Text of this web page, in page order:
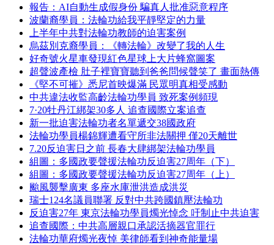
報告：AI自動生成假身份 騙真人批准惡意程序
波蘭裔學員：法輪功給我平靜堅定的力量
上半年中共對法輪功教師的迫害案例
烏茲別克裔學員：《轉法輪》改變了我的人生
好奇號火星車發現紅色星球上大片蜂窩圖案
超聲波產檢 肚子裡寶寶聽到爸爸問候聲笑了 畫面熱傳
《堅不可摧》悉尼首映爆滿 民眾明真相受感動
中共違法收監高齡法輪功學員 致死案例頻現
7·20牡丹江綁架30多人 追查國際立案追查
新一批迫害法輪功者名單遞交38國政府
法輪功學員楊錦輝遭看守所非法關押 僅20天離世
7.20反迫害日之前 長春大肆綁架法輪功學員
組圖：多國政要聲援法輪功反迫害27周年（下）
組圖：多國政要聲援法輪功反迫害27周年（上）
颱風襲擊廣東 多座水庫泄洪造成洪災
瑞士124名議員聯署 反對中共跨國鎮壓法輪功
反迫害27年 東京法輪功學員燭光悼念 吁制止中共迫害
追查國際：中共高層親口承認活摘器官罪行
法輪功華府燭光夜悼 美律師看到神奇能量場